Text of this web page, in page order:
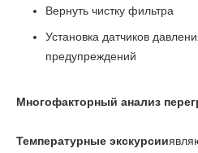
Вернуть чистку фильтра
Установка датчиков
предупреждений
Многофакторный анализ
Температурные экскурсии